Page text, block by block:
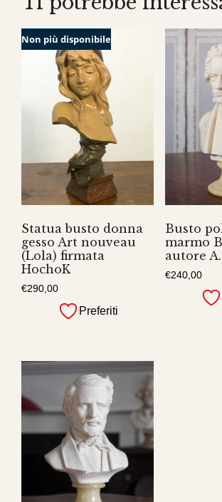
Non più disponibile
Statua busto donna
gesso Art nouveau
(Lola) firmata
HochoK
€290,00
Preferiti
Busto
marmo
autore
€240,00